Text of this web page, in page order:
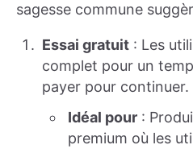
sagesse commune
Essai gratuit : Les
complet pour un
payer pour continuer.
Idéal pour :
premium où les